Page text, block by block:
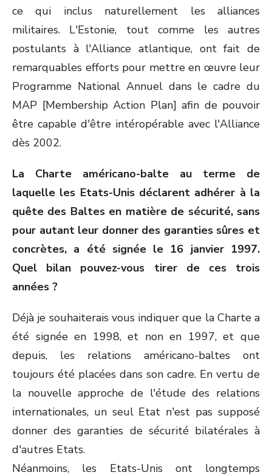
ce qui inclus naturellement les alliances
militaires. L'Estonie, tout comme les autres
postulants à l'Alliance atlantique, ont fait de
remarquables efforts pour mettre en œuvre leur
Programme National Annuel dans le cadre du
MAP [Membership Action Plan] afin de pouvoir
être capable d'être intéropérable avec l'Alliance
dès 2002.
La Charte américano-balte au terme de
laquelle les Etats-Unis déclarent adhérer à la
quête des Baltes en matière de sécurité, sans
pour autant leur donner des garanties sûres et
concrètes, a été signée le 16 janvier 1997.
Quel bilan pouvez-vous tirer de ces trois
années ?
Déjà je souhaiterais vous indiquer que la Charte a
été signée en 1998, et non en 1997, et que
depuis, les relations américano-baltes ont
toujours été placées dans son cadre. En vertu de
la nouvelle approche de l'étude des relations
internationales, un seul Etat n'est pas supposé
donner des garanties de sécurité bilatérales à
d'autres Etats.
Néanmoins, les Etats-Unis ont longtemps